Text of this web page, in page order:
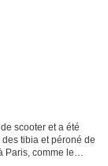
scooter et a été
des tibia et péroné de
Paris, comme le